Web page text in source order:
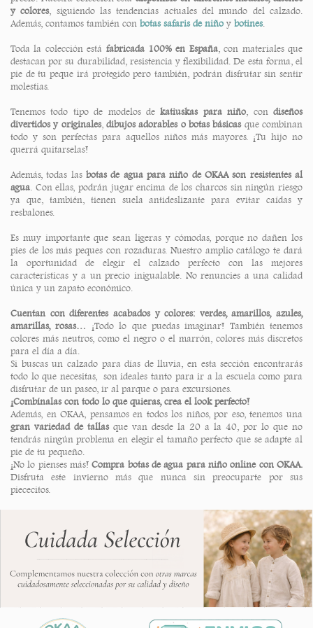
y colores, siguiendo las tendencias actuales del mundo del calzado.
Además, contamos también con botas safaris de niño y botines.
Toda la colección está fabricada 100% en España, con materiales que
destacan por su durabilidad, resistencia y flexibilidad. De esta forma, el
pie de tu peque irá protegido pero también, podrán disfrutar sin sentir
molestias.
Tenemos todo tipo de modelos dekatiuskas para niño , condiseños
divertidos y originales, dibujos adorables o botas básicasque combinan
todo y son perfectas para aquellos niños más mayores. ¡Tu hijo no
querrá quitarselas!
Además, todas lasbotas de agua para niño de OKAA son resistentes al
agua . Con ellas, podrán jugar encima de los charcos sin ningún riesgo
ya que, también, tienen suela antideslizante para evitar caídas y
resbalones.
Es muy importante que sean ligeras y cómodas, porque no dañen los
pies de los más peques con rozaduras. Nuestro amplio catálogo te dará
la oportunidad de elegir el calzado perfecto con las mejores
características y a un precio inigualable. No renuncies a una calidad
única y un zapato económico.
Cuentan con diferentes acabados y colores: verdes, amarillos, azules,
amarillas, rosas… ¡Todo lo que puedas imaginar! También tenemos
colores más neutros, como el negro o el marrón, colores más discretos
para el día a día.
Si buscas un calzado para días de lluvia, en esta sección encontrarás
todo lo que necesitas, son ideales tanto para ir a la escuela como para
disfrutar de un paseo, ir al parque o para excursiones.
¡Combínalas con todo lo que quieras, crea el look perfecto!
Además, en OKAA, pensamos en todos los niños, por eso, tenemos una
gran variedad de tallas que van desde la 20 a la 40, por lo que no
tendrás ningún problema en elegir el tamaño perfecto que se adapte al
pie de tu pequeño.
¡No lo pienses más!Compra botas de agua para niño online con OKAA.
Disfruta este invierno más que nunca sin preocuparte por sus
piececitos.